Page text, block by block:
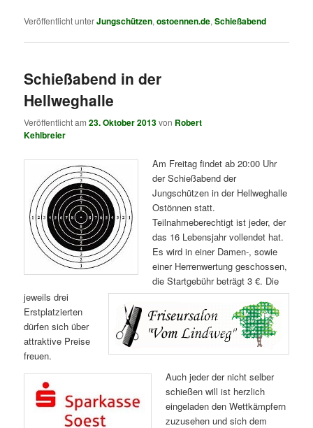
Veröffentlicht unterJungschützen,ostoennen.de,Schießabend
Schießabend in der
Hellweghalle
Veröffentlicht am23. Oktober 2013von Robert
Kehlbreier
Am Freitag findet ab 20:00 Uhr
der Schießabend der
Jungschützen in der Hellweghalle
Ostönnen statt.
Teilnahmeberechtigt ist jeder, der
das 16 Lebensjahr vollendet hat.
Es wird in einer Damen-, sowie
einer Herrenwertung geschossen,
die Startgebührbeträgt 3 €. Die
jeweils drei
Erstplatzierten
dürfen sich über
attraktive Preise
freuen.
Auch jeder der nicht selber
schießen will ist herzlich
eingeladen den Wettkämpfern
zuzusehen und sich dem